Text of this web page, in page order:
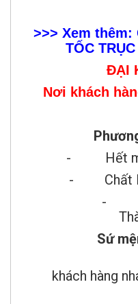
>>> Xem thêm:
TỐC
ĐẠI
Nơi khách
Phương
- Hết
- Chất
- Hợp
Sứ
-
khách hàng